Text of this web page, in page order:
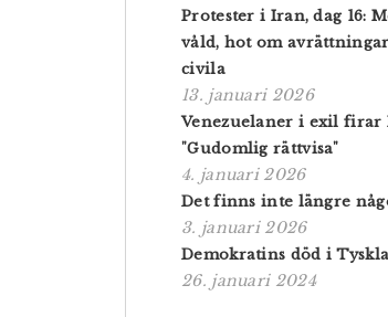
Protester i Iran, dag 16:
våld, hot om
civila
13. januari 2026
Venezuelaner i exil firar
"Gudomlig rättvisa"
4. januari 2026
Det finns inte längre
3. januari 2026
Demokratins död i
26. januari 2024